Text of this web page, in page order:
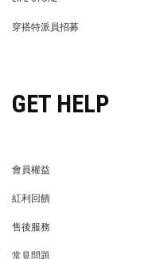
穿搭特派員招募
GET HELP
會員權益
紅利回饋
售後服務
常見問題